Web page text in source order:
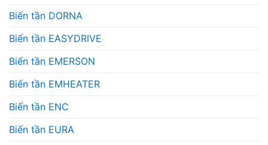
Biến tần DORNA
Biến tần EASYDRIVE
Biến tần EMERSON
Biến tần EMHEATER
Biến tần ENC
Biến tần EURA